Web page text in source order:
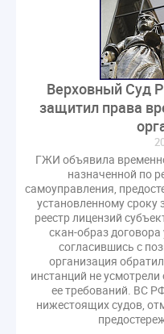
управляющие компании
Экспертное мнение
Малахов Конференция
Постановление
ОСС
Постановление
исполнительная надпись
Персональные данные
ЭкспертЖКХ
лицензия
операторы
управляющая компания
газовое оборудование
обращение
Верховный Суд
защитил права
ГЖИ объявила
назначенной по
самоуправления,
установленному
реестр лицензий
скан-образ
согласившись с
организация
инстанций не
ее требований. ВС
нижестоящих судов,